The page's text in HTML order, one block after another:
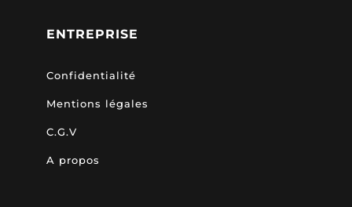
ENTREPRISE
Confidentialité
Mentions légales
C.G.V
A propos